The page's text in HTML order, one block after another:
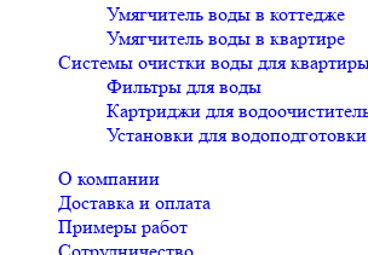
Умягчитель воды в коттедже
Умягчитель воды в квартире
Системы очистки воды для
Фильтры для воды
Картриджи для
Установки для
О компании
Доставка и оплата
Примеры работ
Сотрудничество